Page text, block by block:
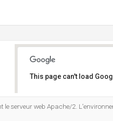
This page can't load
le serveur web Apache/2.